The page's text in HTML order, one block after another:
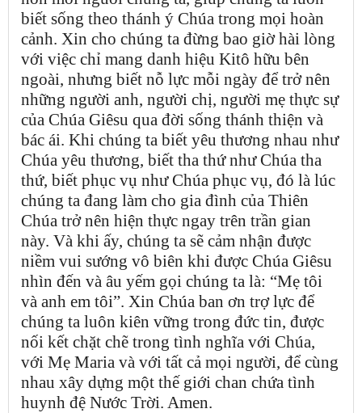
biết sống theo thánh ý Chúa trong mọi hoàn
cảnh. Xin cho chúng ta đừng bao giờ hài lòng
với việc chỉ mang danh hiệu Kitô hữu bên
ngoài, nhưng biết nỗ lực mỗi ngày để trở nên
những người anh, người chị, người mẹ thực sự
của Chúa Giêsu qua đời sống thánh thiện và
bác ái. Khi chúng ta biết yêu thương nhau như
Chúa yêu thương, biết tha thứ như Chúa tha
thứ, biết phục vụ như Chúa phục vụ, đó là lúc
chúng ta đang làm cho gia đình của Thiên
Chúa trở nên hiện thực ngay trên trần gian
này. Và khi ấy, chúng ta sẽ cảm nhận được
niềm vui sướng vô biên khi được Chúa Giêsu
nhìn đến và âu yếm gọi chúng ta là: “Mẹ tôi
và anh em tôi”. Xin Chúa ban ơn trợ lực để
chúng ta luôn kiên vững trong đức tin, được
nối kết chặt chẽ trong tình nghĩa với Chúa,
với Mẹ Maria và với tất cả mọi người, để cùng
nhau xây dựng một thế giới chan chứa tình
huynh đệ Nước Trời. Amen.